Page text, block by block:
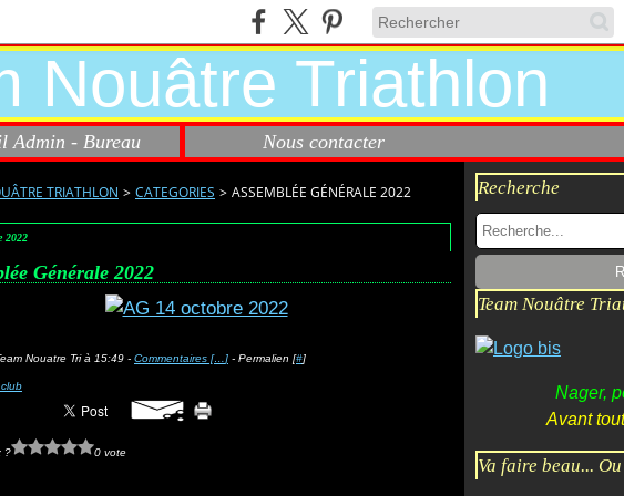
Admin - Bureau Nous contacter
TRIATHLON > CATEGORIES > ASSEMBLÉE GÉNÉRALE 2022
2022
Générale 2022
Nouatre Tri à 15:49 - Commentaires [… ] - Permalien [#]
? 0 vote
Recherche
Team Nouâtre
Nager,
Avant tout,
Va faire beau...